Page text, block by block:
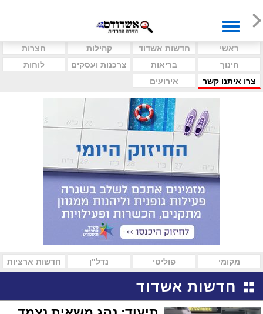
ראשי חדשות אשדוד קהילות
חצרות
חינוך
בריאות צרכנות ועסקים
לוחות
צרו איתנו קשר
אירועים
מקומי פוליטי נדל"ן חדשות ארציות
חדשות אשדוד